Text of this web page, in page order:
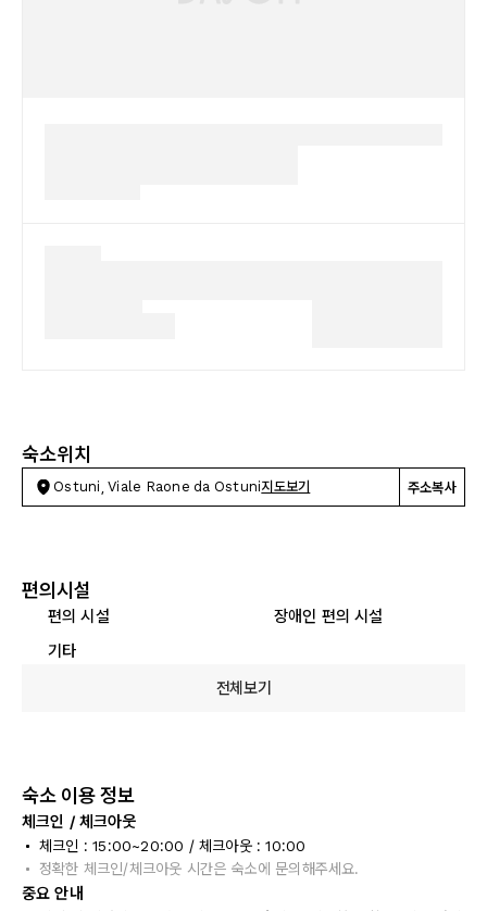
숙소위치
Ostuni, Viale Raone da Ostuni지도보기 주소복사
편의시설
편의 시설
장애인 편의 시설
기타
전체보기
숙소 이용 정보
체크인 / 체크아웃
체크인 : 15:00~20:00 / 체크아웃 : 10:00
정확한 체크인/체크아웃 시간은 숙소에 문의해주세요.
중요 안내